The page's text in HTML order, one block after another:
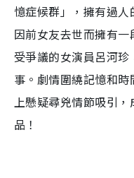
憶症候群」， 擁有過人
因前女友去世而擁有一
受爭議的女演員呂河珍
事 。 劇情圍繞記憶和
上懸疑尋兇情節吸引
品！